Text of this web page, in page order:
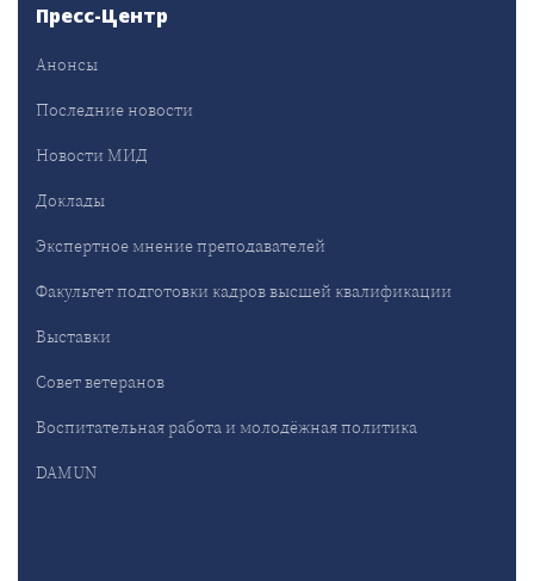
Пресс-Центр
Анонсы
Последние новости
Новости МИД
Доклады
Экспертное мнение преподавателей
Факультет подготовки кадров высшей квалификации
Выставки
Совет ветеранов
Воспитательная работа и молодёжная политика
DAMUN